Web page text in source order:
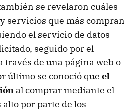
se revelaron cuáles
servicios que más compran
el servicio de datos
seguido por el
través de una página web o
último se conoció que el
al comprar mediante el
por parte de los